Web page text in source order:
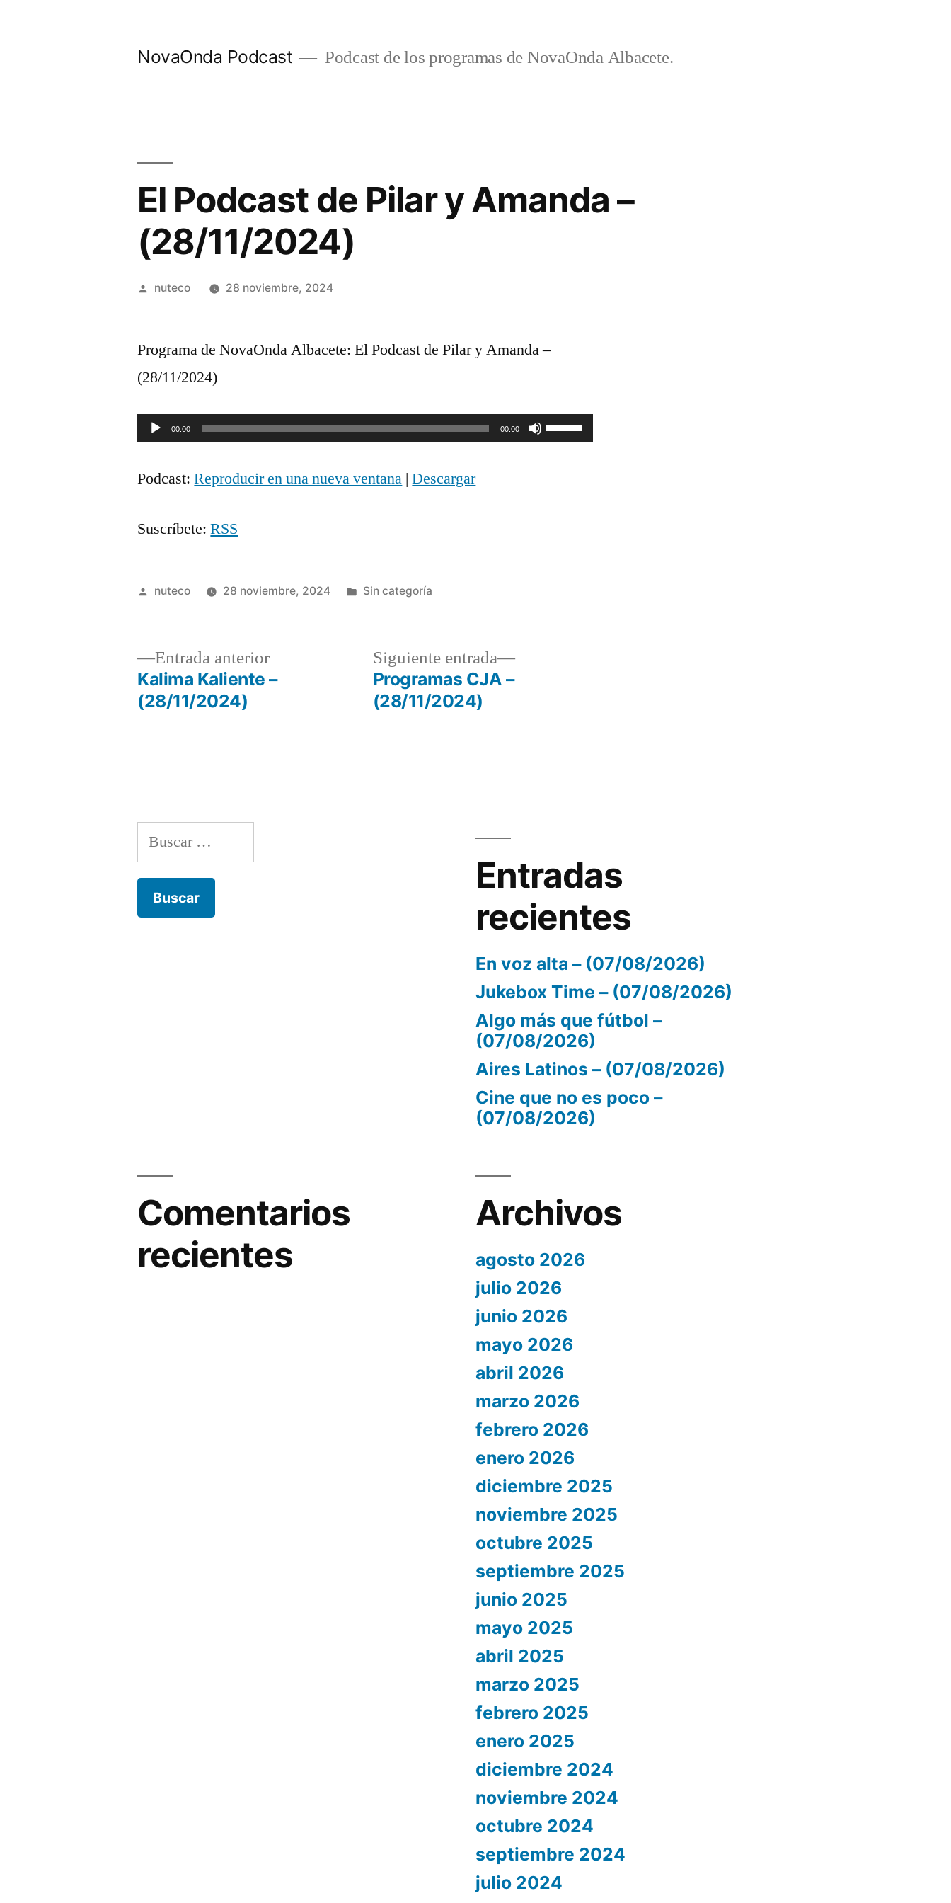
NovaOnda Podcast Podcast de los programas de NovaOnda Albacete.
El Podcast de Pilar y Amanda –
(28/11/2024)
Publicada
nuteco 28 noviembre, 2024
Programa de NovaOnda Albacete: El Podcast de Pilar y Amanda –
(28/11/2024)
Reproductor
audio
00:00 00:00
Utiliza
Podcast:Reproducir en una nueva ventana |Descargar
Suscríbete:RSS
Publicada
nuteco 28 noviembre, 2024
Publicada
Sin categoría
Navegación
Entrada anteriorEntrada
anterior:
Kalima Kaliente –
(28/11/2024)
Siguiente entrada
Siguiente
entrada:
Programas CJA –
(28/11/2024)
Buscar:
Entradas
recientes
En voz alta – (07/08/2026)
Jukebox Time – (07/08/2026)
Algo más que fútbol –
(07/08/2026)
Aires Latinos – (07/08/2026)
Cine que no es poco –
(07/08/2026)
Comentarios
recientes
Archivos
agosto 2026
julio 2026
junio 2026
mayo 2026
abril 2026
marzo 2026
febrero 2026
enero 2026
diciembre 2025
noviembre 2025
octubre 2025
septiembre 2025
junio 2025
mayo 2025
abril 2025
marzo 2025
febrero 2025
enero 2025
diciembre 2024
noviembre 2024
octubre 2024
septiembre 2024
julio 2024